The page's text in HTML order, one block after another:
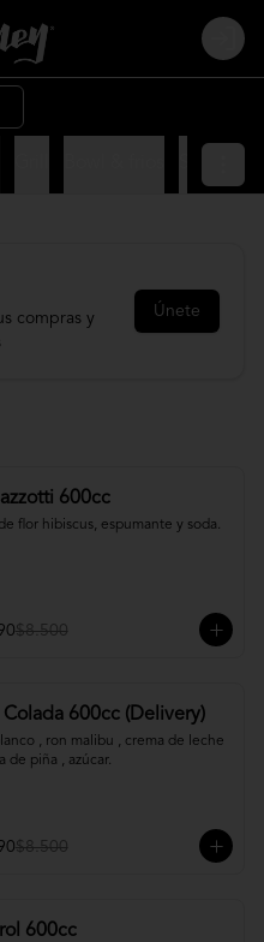
Login
compras y
Únete
600cc
flor hibiscus, espumante y soda.
$8.500
Colada 600cc (Delivery)
, ron malibu , crema de leche
de piña , azúcar.
$8.500
600cc